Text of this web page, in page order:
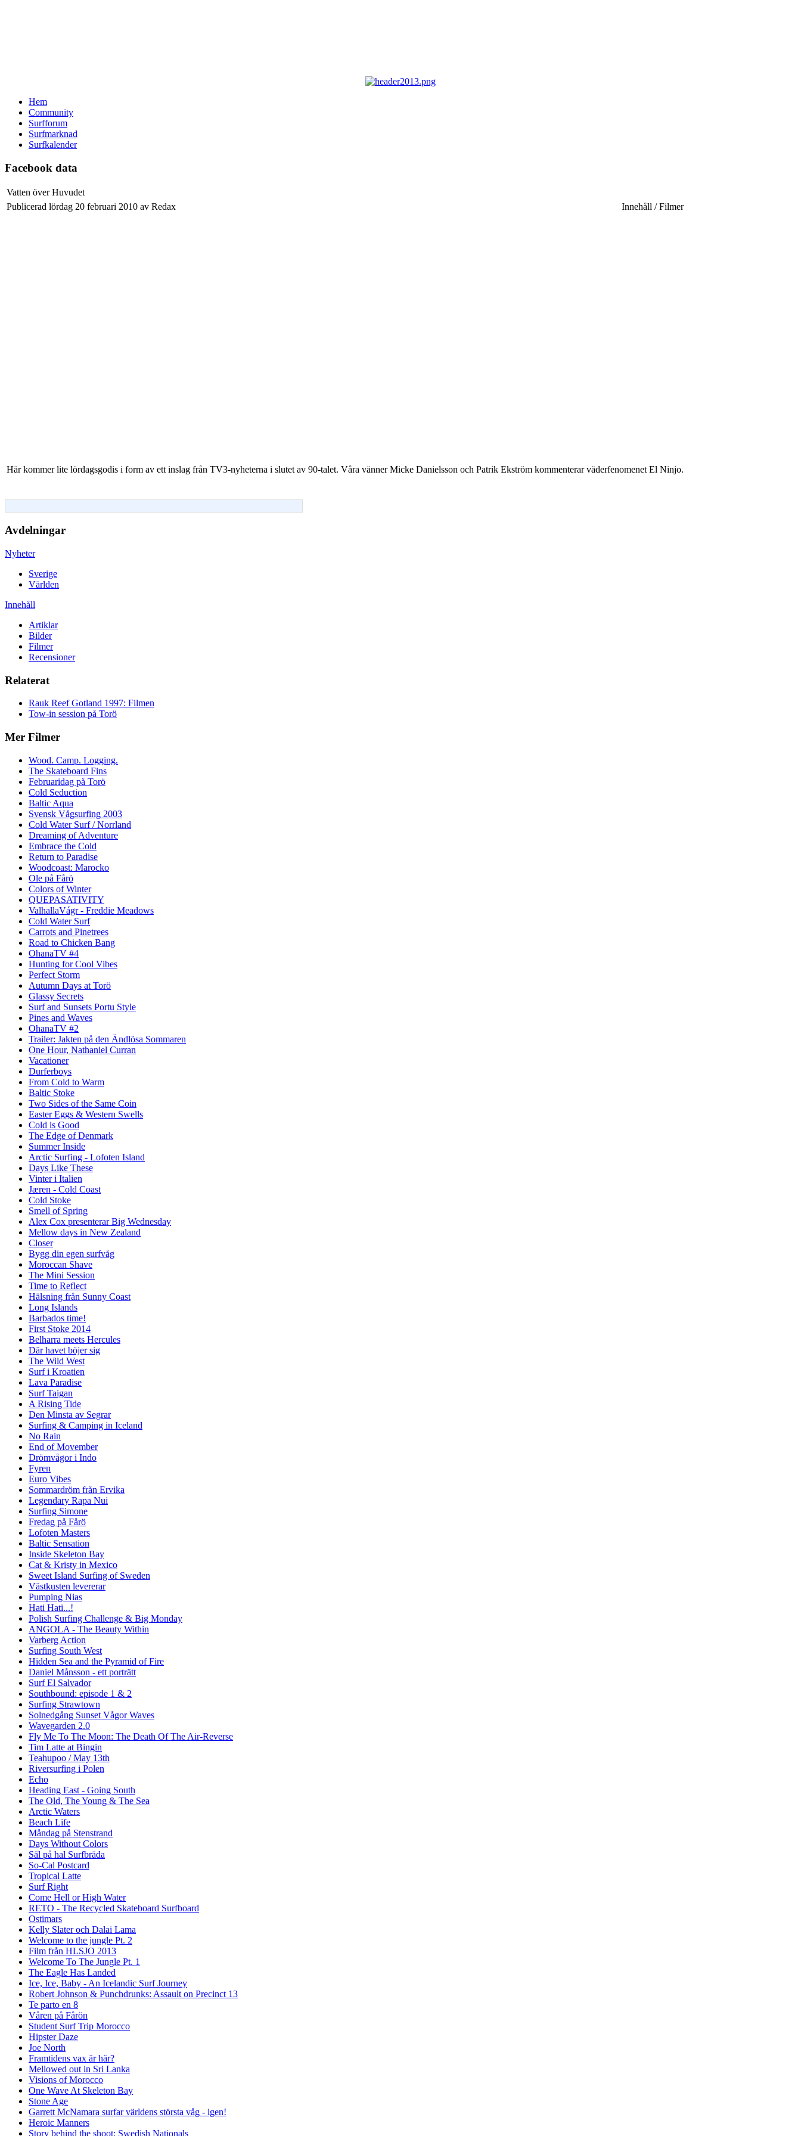
Hem
Community
Surfforum
Surfmarknad
Surfkalender
Facebook data
Vatten över Huvudet
Publicerad lördag 20 februari 2010 av Redax
Innehåll / Filmer
Här kommer lite lördagsgodis i form av ett inslag från TV3-nyheterna i slutet av 90-talet. Våra vänner Micke Danielsson och Patrik Ekström kommenterar väderfenomenet El Ninjo.
Avdelningar
Nyheter
Sverige
Världen
Innehåll
Artiklar
Bilder
Filmer
Recensioner
Relaterat
Rauk Reef Gotland 1997: Filmen
Tow-in session på Torö
Mer Filmer
Wood. Camp. Logging.
The Skateboard Fins
Februaridag på Torö
Cold Seduction
Baltic Aqua
Svensk Vågsurfing 2003
Cold Water Surf / Norrland
Dreaming of Adventure
Embrace the Cold
Return to Paradise
Woodcoast: Marocko
Ole på Fårö
Colors of Winter
QUEPASATIVITY
ValhallaVágr - Freddie Meadows
Cold Water Surf
Carrots and Pinetrees
Road to Chicken Bang
OhanaTV #4
Hunting for Cool Vibes
Perfect Storm
Autumn Days at Torö
Glassy Secrets
Surf and Sunsets Portu Style
Pines and Waves
OhanaTV #2
Trailer: Jakten på den Ändlösa Sommaren
One Hour, Nathaniel Curran
Vacationer
Durferboys
From Cold to Warm
Baltic Stoke
Two Sides of the Same Coin
Easter Eggs & Western Swells
Cold is Good
The Edge of Denmark
Summer Inside
Arctic Surfing - Lofoten Island
Days Like These
Vinter i Italien
Jæren - Cold Coast
Cold Stoke
Smell of Spring
Alex Cox presenterar Big Wednesday
Mellow days in New Zealand
Closer
Bygg din egen surfvåg
Moroccan Shave
The Mini Session
Time to Reflect
Hälsning från Sunny Coast
Long Islands
Barbados time!
First Stoke 2014
Belharra meets Hercules
Där havet böjer sig
The Wild West
Surf i Kroatien
Lava Paradise
Surf Taigan
A Rising Tide
Den Minsta av Segrar
Surfing & Camping in Iceland
No Rain
End of Movember
Drömvågor i Indo
Fyren
Euro Vibes
Sommardröm från Ervika
Legendary Rapa Nui
Surfing Simone
Fredag på Fårö
Lofoten Masters
Baltic Sensation
Inside Skeleton Bay
Cat & Kristy in Mexico
Sweet Island Surfing of Sweden
Västkusten levererar
Pumping Nias
Hati Hati...!
Polish Surfing Challenge & Big Monday
ANGOLA - The Beauty Within
Varberg Action
Surfing South West
Hidden Sea and the Pyramid of Fire
Daniel Månsson - ett porträtt
Surf El Salvador
Southbound: episode 1 & 2
Surfing Strawtown
Solnedgång Sunset Vågor Waves
Wavegarden 2.0
Fly Me To The Moon: The Death Of The Air-Reverse
Tim Latte at Bingin
Teahupoo / May 13th
Riversurfing i Polen
Echo
Heading East - Going South
The Old, The Young & The Sea
Arctic Waters
Beach Life
Måndag på Stenstrand
Days Without Colors
Säl på hal Surfbräda
So-Cal Postcard
Tropical Latte
Surf Right
Come Hell or High Water
RETO - The Recycled Skateboard Surfboard
Ostimars
Kelly Slater och Dalai Lama
Welcome to the jungle Pt. 2
Film från HLSJO 2013
Welcome To The Jungle Pt. 1
The Eagle Has Landed
Ice, Ice, Baby - An Icelandic Surf Journey
Robert Johnson & Punchdrunks: Assault on Precinct 13
Te parto en 8
Våren på Fårön
Student Surf Trip Morocco
Hipster Daze
Joe North
Framtidens vax är här?
Mellowed out in Sri Lanka
Visions of Morocco
One Wave At Skeleton Bay
Stone Age
Garrett McNamara surfar världens största våg - igen!
Heroic Manners
Story behind the shoot: Swedish Nationals